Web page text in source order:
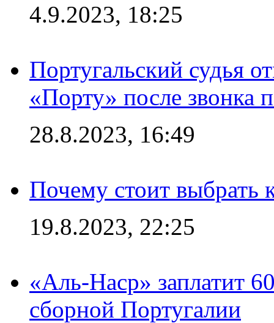
4.9.2023, 18:25
Португальский судья
«Порту» после звонка
28.8.2023, 16:49
Почему стоит выбрать
19.8.2023, 22:25
«Аль-Наср» заплатит
сборной Португалии